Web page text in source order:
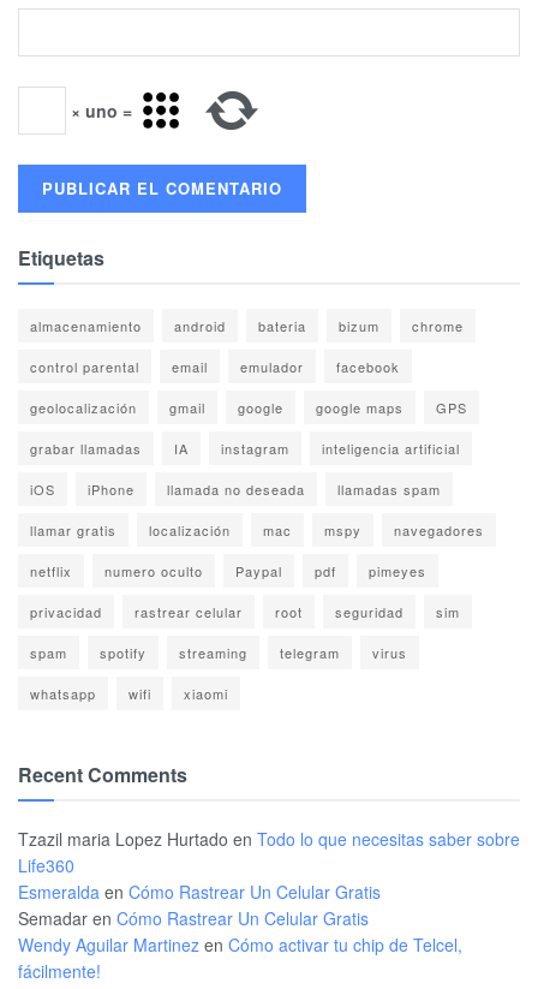
× uno =
Etiquetas
almacenamiento android bateria bizum chrome
control parental email emulador facebook
geolocalización gmail google google maps GPS
grabar llamadas IA instagram inteligencia artificial
iOS iPhone llamada no deseada llamadas spam
llamar gratis localización mac mspy navegadores
netflix numero oculto Paypal pdf pimeyes
privacidad rastrear celular root seguridad sim
spam spotify streaming telegram virus
whatsapp wifi xiaomi
Recent Comments
Tzazil maria Lopez Hurtado en Todo lo que necesitas saber sobre
Life360
Esmeralda en Cómo Rastrear Un Celular Gratis
Semadar en Cómo Rastrear Un Celular Gratis
Wendy Aguilar Martinez en Cómo activar tu chip de Telcel,
fácilmente!